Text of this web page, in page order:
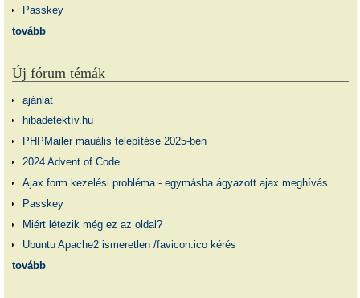
Passkey
tovább
Új fórum témák
ajánlat
hibadetektív.hu
PHPMailer mauális telepítése 2025-ben
2024 Advent of Code
Ajax form kezelési probléma - egymásba ágyazott ajax meghívás
Passkey
Miért létezik még ez az oldal?
Ubuntu Apache2 ismeretlen /favicon.ico kérés
tovább